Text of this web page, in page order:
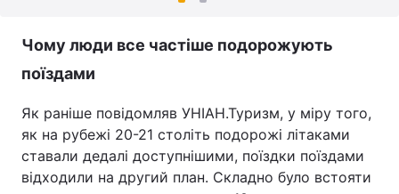
Чому люди все частіше подорожують
поїздами
Як раніше повідомляв УНІАН.Туризм, у міру того,
як на рубежі 20-21 століть подорожі літаками
ставали дедалі доступнішими, поїздки поїздами
відходили на другий план. Складно було встояти